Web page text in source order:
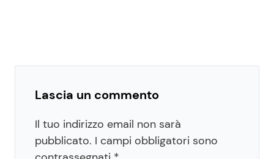
Lascia un commento
Il tuo indirizzo email non sarà
pubblicato. I campi obbligatori sono